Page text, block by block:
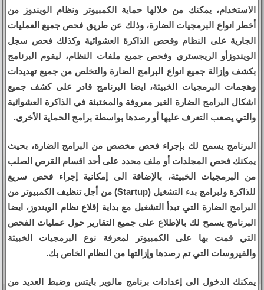
الاستخدام، يمكنك من خلالها حماية الكمبيوتر ونظام الويندوز من
أخطر انواع البرمجيات الضارة، وذلك عن طريق فحص جميع العمليات
الجارية على النظام وفحص الذاكرة العشوائية وكذلك فحص سجل
الويندوزأو الريجستري وفحص جميع ملفات النظام، ليقوم البرنامج
بكشف وإزالة جميع انواع البرامج الضارة والتخلص من جميع تهديدات
وهجمات البرمجيات الخبيثة، ايضا البرنامج قادر على كشف جميع
اشكال البرامج الضارة الغير معروفة والمختبئة في الذاكرة العشوائية
والتي يصعب التعرف عليها أو رصدها بواسطة برامج الحماية الأخرى.
البرنامج يسمح لك بإجراء فحص مخصص من البرامج الضارة، بحيث
يمكنك فحص المجلدات أو ملف محدد على أحد اقسام القرص الصلب
من البرمجيات الخبيثة، بالإضافة الى إمكانية إجراء فحص سريع
للذاكرة ولبرامج بدء التشغيل (Startup) من أجل تنظيف الكمبيوتر من
البرامج الضارة التي تبدأ التشغيل مع بداية إقلاع نظام الويندوز، ايضا
البرنامج يسمح لك بالإطلاع على جميع التقارير حول عمليات الفحص
التي قمت بها على الكمبيوتر لمعرفة نوع البرمجيات الخبيثة
والفيروسات التي تم رصدها وإزالتها من النظام الخاص بك.
يمكنك الدخول الى إعدادات برنامج مالوير بايتس وضبط العديد من